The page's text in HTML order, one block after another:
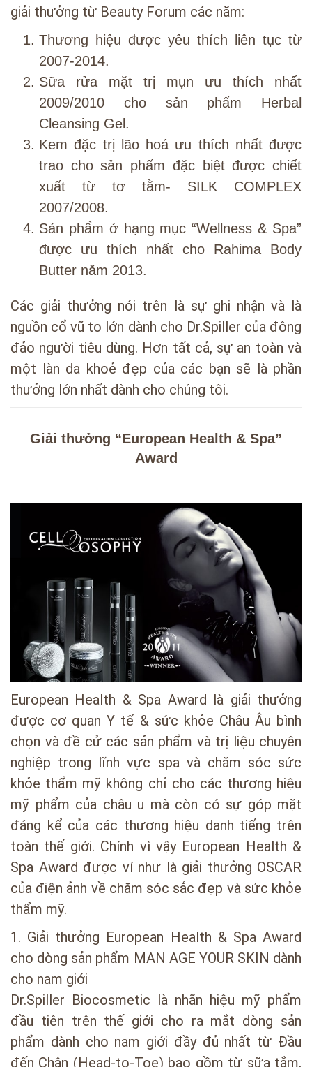
giải thưởng từ Beauty Forum các năm:
Thương hiệu được yêu thích liên tục từ
2007-2014.
Sữa rửa mặt trị mụn ưu thích nhất
2009/2010 cho sản phẩm Herbal
Cleansing Gel.
Kem đặc trị lão hoá ưu thích nhất được
trao cho sản phẩm đặc biệt được chiết
xuất từ tơ tằm- SILK COMPLEX
2007/2008.
Sản phẩm ở hạng mục “Wellness & Spa”
được ưu thích nhất cho Rahima Body
Butter năm 2013.
Các giải thưởng nói trên là sự ghi nhận và là
nguồn cổ vũ to lớn dành cho Dr.Spiller của đông
đảo người tiêu dùng. Hơn tất cả, sự an toàn và
một làn da khoẻ đẹp của các bạn sẽ là phần
thưởng lớn nhất dành cho chúng tôi.
Giải thưởng “European Health & Spa”
Award
European Health & Spa Award là giải thưởng
được cơ quan Y tế & sức khỏe Châu Âu bình
chọn và đề cử các sản phẩm và trị liệu chuyên
nghiệp trong lĩnh vực spa và chăm sóc sức
khỏe thẩm mỹ không chỉ cho các thương hiệu
mỹ phẩm của châu u mà còn có sự góp mặt
đáng kể của các thương hiệu danh tiếng trên
toàn thế giới. Chính vì vậy European Health &
Spa Award được ví như là giải thưởng OSCAR
của điện ảnh về chăm sóc sắc đẹp và sức khỏe
thẩm mỹ.
1. Giải thưởng European Health & Spa Award
cho dòng sản phẩm MAN AGE YOUR SKIN dành
cho nam giới
Dr.Spiller Biocosmetic là nhãn hiệu mỹ phẩm
đầu tiên trên thế giới cho ra mắt dòng sản
phẩm dành cho nam giới đầy đủ nhất từ Đầu
đến Chân (Head-to-Toe) bao gồm từ sữa tắm,